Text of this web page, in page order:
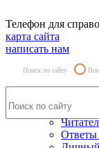
Телефон для
карта сайта
написать нам
Поиск по сайту
Ответы